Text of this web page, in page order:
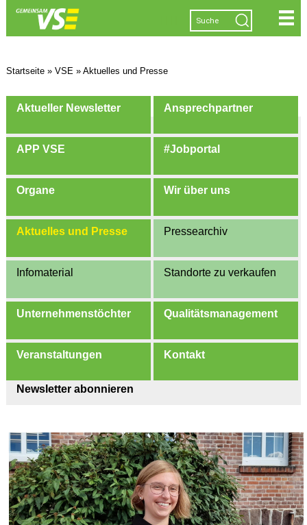
Startseite» VSE » Aktuelles und Presse
Aktueller Newsletter Ansprechpartner
APP VSE #Jobportal
Organe Wir über uns
Aktuelles und Presse Pressearchiv
Infomaterial Standorte zu verkaufen
Unternehmenstöchter Qualitätsmanagement
Veranstaltungen Kontakt
Newsletter abonnieren